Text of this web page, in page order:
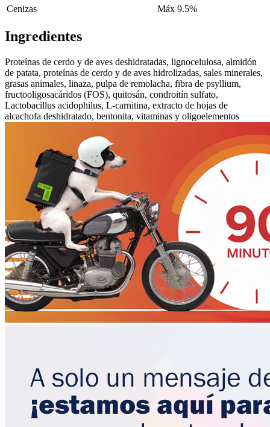
Cenizas
Máx 9.5%
Ingredientes
Proteínas de cerdo y de aves deshidratadas, lignocelulosa, almidón
de patata, proteínas de cerdo y de aves hidrolizadas, sales minerales,
grasas animales, linaza, pulpa de remolacha, fibra de psyllium,
fructooligosacáridos (FOS), quitosán, condroitín sulfato,
Lactobacillus acidophilus, L-carnitina, extracto de hojas de
alcachofa deshidratado, bentonita, vitaminas y oligoelementos